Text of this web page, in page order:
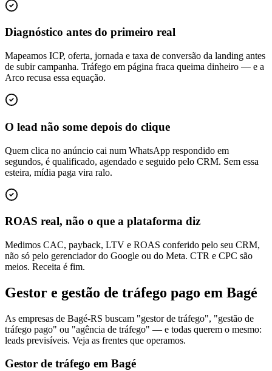
Diagnóstico antes do primeiro real
Mapeamos ICP, oferta, jornada e taxa de conversão da landing antes
de subir campanha. Tráfego em página fraca queima dinheiro — e a
Arco recusa essa equação.
O lead não some depois do clique
Quem clica no anúncio cai num WhatsApp respondido em
segundos, é qualificado, agendado e seguido pelo CRM. Sem essa
esteira, mídia paga vira ralo.
ROAS real, não o que a plataforma diz
Medimos CAC, payback, LTV e ROAS conferido pelo seu CRM,
não só pelo gerenciador do Google ou do Meta. CTR e CPC são
meios. Receita é fim.
Gestor e gestão de tráfego pago em Bagé
As empresas de Bagé-RS buscam "gestor de tráfego", "gestão de
tráfego pago" ou "agência de tráfego" — e todas querem o mesmo:
leads previsíveis. Veja as frentes que operamos.
Gestor de tráfego em Bagé